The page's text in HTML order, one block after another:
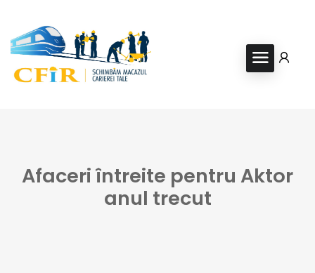
Afaceri întreite pentru Aktor
anul trecut